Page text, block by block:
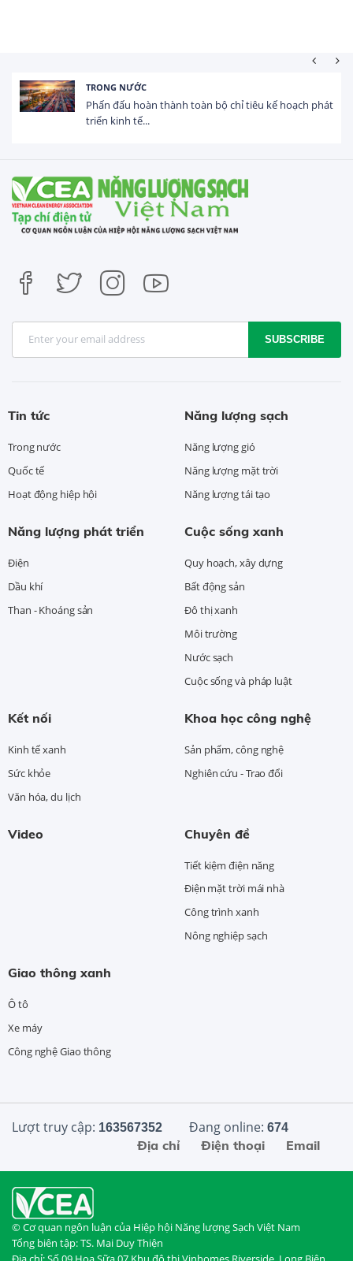
TRONG NƯỚC
Phấn đấu hoàn thành toàn bộ chỉ tiêu kế hoạch phát
triển kinh tế...
SUBSCRIBE
Tin tức
Trong nước
Quốc tế
Hoạt động hiệp hội
Năng lượng sạch
Năng lượng gió
Năng lượng mặt trời
Năng lượng tái tạo
Năng lượng phát triển
Điện
Dầu khí
Than - Khoáng sản
Cuộc sống xanh
Quy hoạch, xây dựng
Bất động sản
Đô thị xanh
Môi trường
Nước sạch
Cuộc sống và pháp luật
Kết nối
Kinh tế xanh
Sức khỏe
Văn hóa, du lịch
Khoa học công nghệ
Sản phẩm, công nghệ
Nghiên cứu - Trao đổi
Video Chuyên đề
Tiết kiệm điện năng
Điện mặt trời mái nhà
Công trình xanh
Nông nghiệp sạch
Giao thông xanh
Ô tô
Xe máy
Công nghệ Giao thông
Lượt truy cập: 163567352 Đang online: 674
Email
Điện thoại
Địa chỉ
© Cơ quan ngôn luận của Hiệp hội Năng lượng Sạch Việt Nam
Tổng biên tập: TS. Mai Duy Thiện